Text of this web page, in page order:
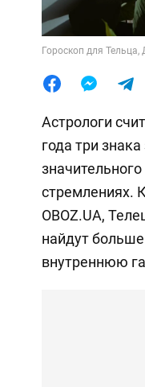
Гороскоп для
Астрологи
года три
стремлениях.
OBOZ.UA,
найдут
внутреннюю